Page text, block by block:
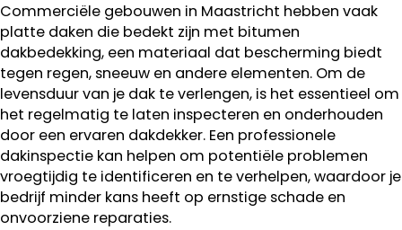
Commerciële gebouwen in Maastricht hebben vaak
platte daken die bedekt zijn met bitumen
dakbedekking, een materiaal dat bescherming biedt
tegen regen, sneeuw en andere elementen. Om de
levensduur van je dak te verlengen, is het essentieel om
het regelmatig te laten inspecteren en onderhouden
door een ervaren dakdekker. Een professionele
dakinspectie kan helpen om potentiële problemen
vroegtijdig te identificeren en te verhelpen, waardoor je
bedrijf minder kans heeft op ernstige schade en
onvoorziene reparaties.